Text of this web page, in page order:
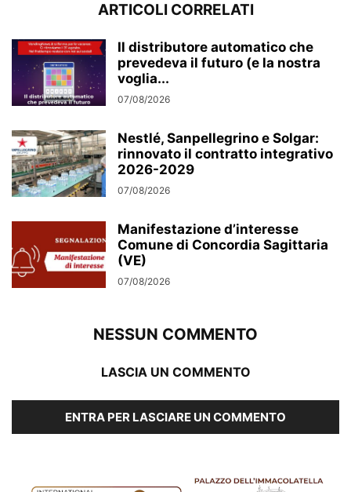
ARTICOLI CORRELATI
Il distributore automatico che
prevedeva il futuro (e la nostra
voglia...
07/08/2026
Nestlé, Sanpellegrino e Solgar:
rinnovato il contratto integrativo
2026-2029
07/08/2026
Manifestazione d’interesse
Comune di Concordia Sagittaria
(VE)
07/08/2026
NESSUN COMMENTO
LASCIA UN COMMENTO
ENTRA PER LASCIARE UN COMMENTO